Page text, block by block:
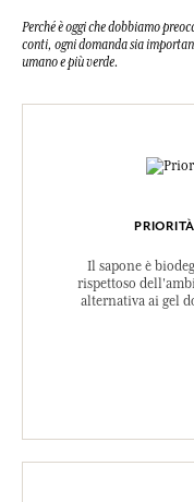
Perché è oggi che dobbiamo
conti, ogni domanda sia
umano e più verde.
Il sapone è
rispettoso
alternativa ai gel